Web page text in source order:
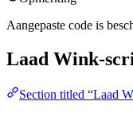
Aangepaste code is
Laad Wink-
Section titled “Laad